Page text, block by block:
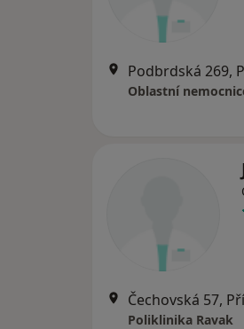
Podbrdská 269,
Oblastní
Čechovská 57,
Poliklinika Ravak